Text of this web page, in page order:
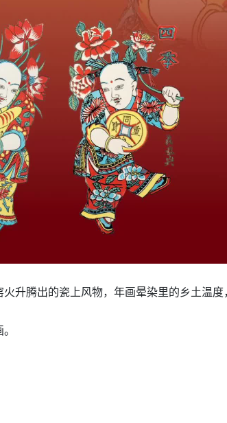
升腾出的瓷上风物，年画晕染里的乡土温度